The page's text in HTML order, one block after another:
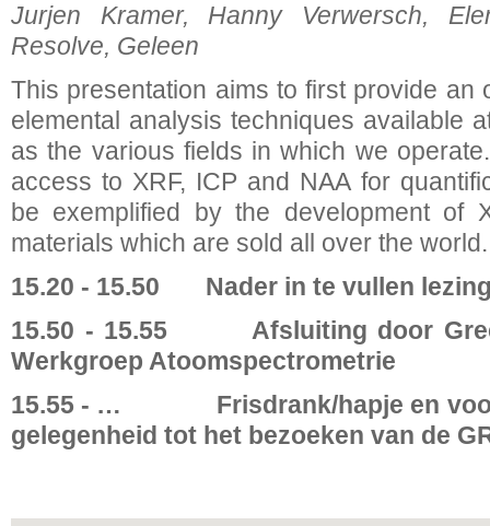
Jurjen Kramer, Hanny Verwersch,
Resolve, Geleen
This presentation aims to first provide an
elemental analysis techniques available
as the various fields in which we
access to XRF, ICP and NAA for
be exemplified by the development of
materials which are sold all over the world.
15.20 - 15.50 Nader in te vullen
15.50 - 15.55 Afsluiting door
Werkgroep Atoomspectrometrie
15.55 - … Frisdrank/hapje en voor
gelegenheid tot het bezoeken van de